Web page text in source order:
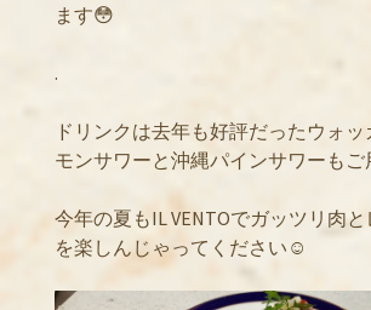
ます😳
.
ドリンクは去年も好評だったウォ
モンサワーと沖縄パインサワーもご
今年の夏もIL VENTOでガッツリ肉
を楽しんじゃってください☺️